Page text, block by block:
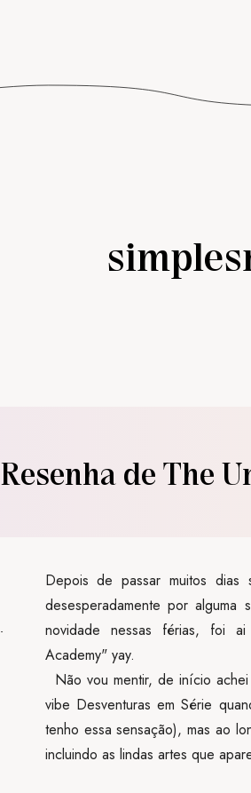
Resenha de The
-
Depois de passar muitos
desesperadamente por alguma
novidade nessas férias, foi
Academy" yay.
Não vou mentir, de início
vibe Desventuras em Série
tenho essa sensação), mas ao
incluindo as lindas artes que